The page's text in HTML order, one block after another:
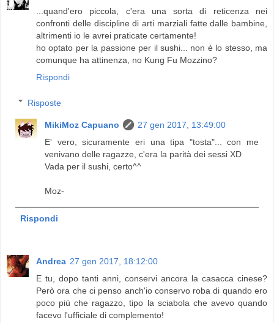
...quand'ero piccola, c'era una sorta di reticenza nei
confronti delle discipline di arti marziali fatte dalle bambine,
altrimenti io le avrei praticate certamente!
ho optato per la passione per il sushi... non è lo stesso, ma
comunque ha attinenza, no Kung Fu Mozzino?
Rispondi
Risposte
MikiMoz Capuano
27 gen 2017, 13:49:00
E' vero, sicuramente eri una tipa "tosta"... con me
venivano delle ragazze, c'era la parità dei sessi XD
Vada per il sushi, certo^^
Moz-
Rispondi
Andrea 27 gen 2017, 18:12:00
E tu, dopo tanti anni, conservi ancora la casacca cinese?
Però ora che ci penso anch'io conservo roba di quando ero
poco più che ragazzo, tipo la sciabola che avevo quando
facevo l'ufficiale di complemento!